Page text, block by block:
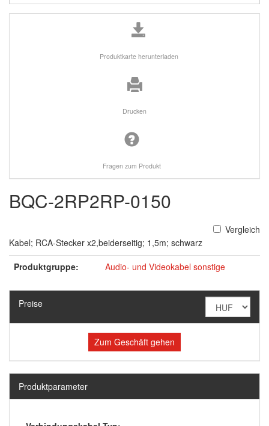
Produktkarte herunterladen
Drucken
Fragen zum Produkt
BQC-2RP2RP-0150
Vergleich
Kabel; RCA-Stecker x2,beiderseitig; 1,5m; schwarz
Produktgruppe:
Audio- und Videokabel sonstige
Preise
Zum Geschäft gehen
Produktparameter